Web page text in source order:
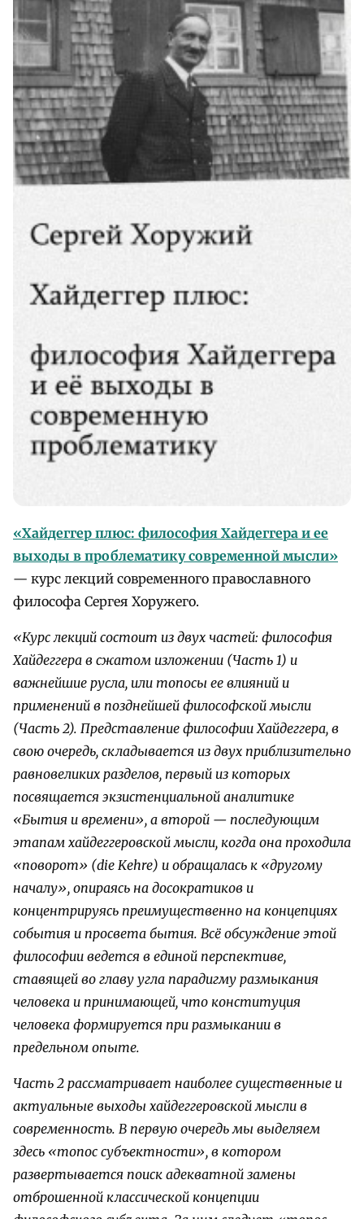
«Хайдеггер плюс: философия Хайдеггера и ее
выходы в проблематику современной мысли»
— курс лекций современного православного
философа Сергея Хоружего.
«Курс лекций состоит из двух частей: философия
Хайдеггера в сжатом изложении (Часть 1) и
важнейшие русла, или топосы ее влияний и
применений в позднейшей философской мысли
(Часть 2). Представление философии Хайдеггера, в
свою очередь, складывается из двух приблизительно
равновеликих разделов, первый из которых
посвящается экзистенциальной аналитике
«Бытия и времени», а второй — последующим
этапам хайдеггеровской мысли, когда она проходила
«поворот» (die Kehre) и обращалась к «другому
началу», опираясь на досократиков и
концентрируясь преимущественно на концепциях
события и просвета бытия. Всё обсуждение этой
философии ведется в единой перспективе,
ставящей во главу угла парадигму размыкания
человека и принимающей, что конституция
человека формируется при размыкании в
предельном опыте.
Часть 2 рассматривает наиболее существенные и
актуальные выходы хайдеггеровской мысли в
современность. В первую очередь мы выделяем
здесь «топос субъектности», в котором
развертывается поиск адекватной замены
отброшенной классической концепции